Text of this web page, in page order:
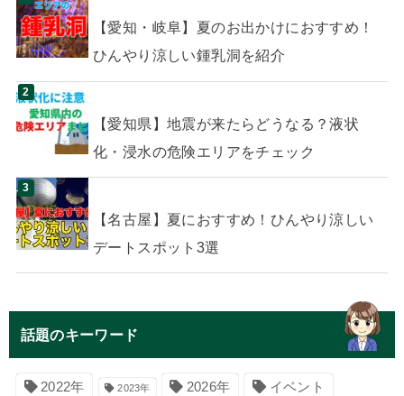
【愛知・岐阜】夏のお出かけにおすすめ！
ひんやり涼しい鍾乳洞を紹介
【愛知県】地震が来たらどうなる？液状
化・浸水の危険エリアをチェック
【名古屋】夏におすすめ！ひんやり涼しい
デートスポット3選
話題のキーワード
2022年 2023年 2026年 イベント